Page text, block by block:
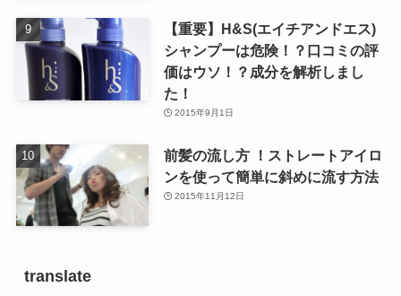
【重要】H&S(エイチアンドエス)
シャンプーは危険！？口コミの評
価はウソ！？成分を解析しまし
た！
2015年9月1日
前髪の流し方 ！ストレートアイロ
ンを使って簡単に斜めに流す方法
2015年11月12日
translate